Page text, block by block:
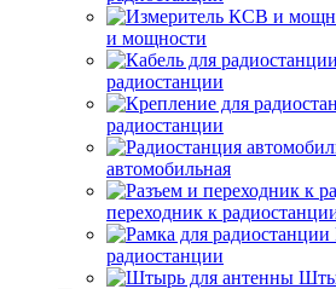
и мощности
радиостанции
радиостанции
автомобильная
переходник к
радиостанции